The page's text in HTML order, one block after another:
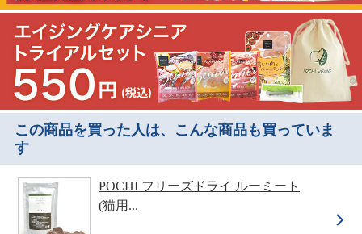
この商品を買った人は、こんな商品も買っていま
す
POCHI フリーズドライ ルーミート
(猫用...